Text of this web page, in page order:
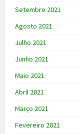
Setembro 2021
Agosto 2021
Julho 2021
Junho 2021
Maio 2021
Abril 2021
Março 2021
Fevereiro 2021